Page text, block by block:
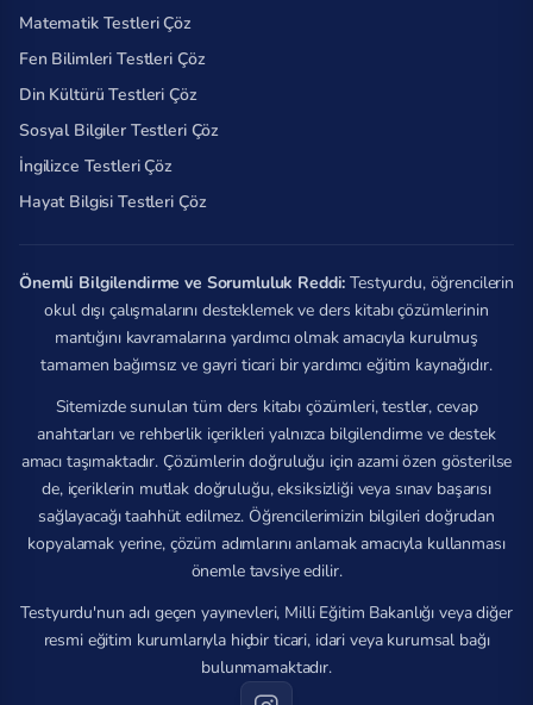
Matematik Testleri Çöz
Fen Bilimleri Testleri Çöz
Din Kültürü Testleri Çöz
Sosyal Bilgiler Testleri Çöz
İngilizce Testleri Çöz
Hayat Bilgisi Testleri Çöz
Önemli Bilgilendirme ve Sorumluluk Reddi: Testyurdu, öğrencilerin
okul dışı çalışmalarını desteklemek ve ders kitabı çözümlerinin
mantığını kavramalarına yardımcı olmak amacıyla kurulmuş
tamamen bağımsız ve gayri ticari bir yardımcı eğitim kaynağıdır.
Sitemizde sunulan tüm ders kitabı çözümleri, testler, cevap
anahtarları ve rehberlik içerikleri yalnızca bilgilendirme ve destek
amacı taşımaktadır. Çözümlerin doğruluğu için azami özen gösterilse
de, içeriklerin mutlak doğruluğu, eksiksizliği veya sınav başarısı
sağlayacağı taahhüt edilmez. Öğrencilerimizin bilgileri doğrudan
kopyalamak yerine, çözüm adımlarını anlamak amacıyla kullanması
önemle tavsiye edilir.
Testyurdu'nun adı geçen yayınevleri, Milli Eğitim Bakanlığı veya diğer
resmi eğitim kurumlarıyla hiçbir ticari, idari veya kurumsal bağı
bulunmamaktadır.